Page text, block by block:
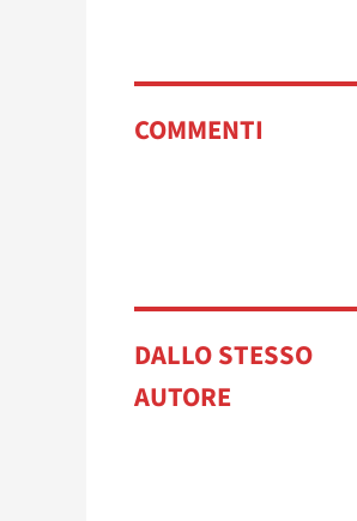
COMMENTI
DALLO STESSO
AUTORE